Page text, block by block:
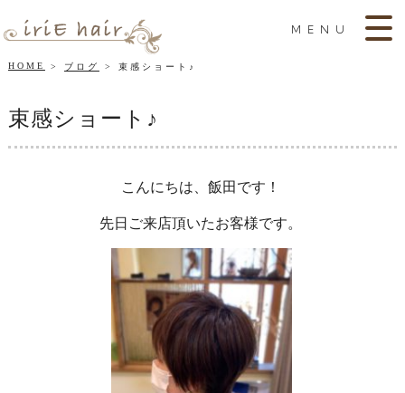
MENU
HOME ブログ 束感ショート♪
束感ショート♪
こんにちは、飯田です！
先日ご来店頂いたお客様です。